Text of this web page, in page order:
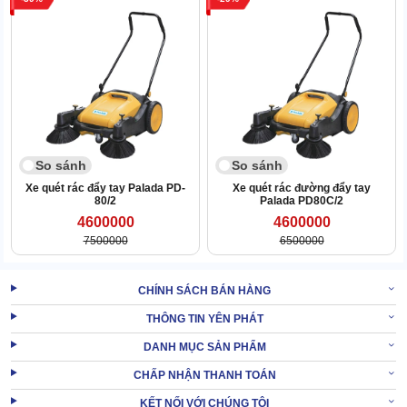
Khi máy di chuyển, bánh xe quay làm 2 bàn chải bên xoay ngược
chiều nhau đẩy rác về phía bàn chải chính. Bàn chải dạng con lăn
quay tròn cuốn bụi rác này vào thùng chứa.
Máy có 2 bánh xe lớn cùng 1 bánh xe dẫn hướng, kết hợp tay đẩy
So sánh
Xe quét rác đẩy tay Palada PD-
80/2
4600000
7500000
So sánh
Xe quét rác đường đẩy tay
Palada PD80C/2
4600000
6500000
CHÍNH SÁCH BÁN HÀNG
THÔNG TIN YÊN PHÁT
DANH MỤC SẢN PHẨM
CHẤP NHẬN THANH TOÁN
KẾT NỐI VỚI CHÚNG TÔI